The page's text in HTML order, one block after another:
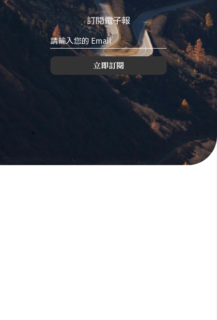
訂閱電子報
立即訂閱